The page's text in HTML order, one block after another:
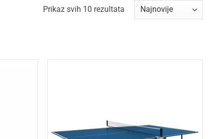
Prikaz svih 10 rezultataSorted